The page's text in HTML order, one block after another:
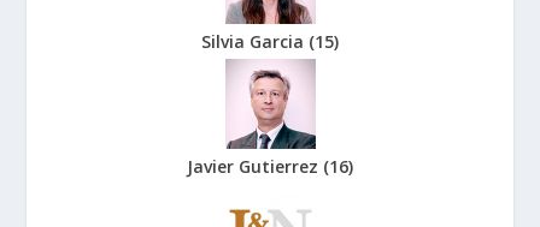
Silvia Garcia (15)
Javier Gutierrez (16)